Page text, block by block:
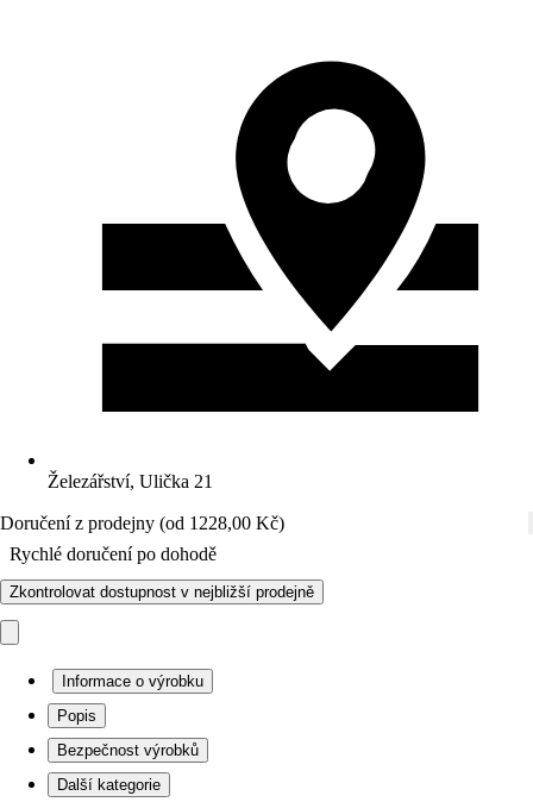
Železářství, Ulička 21
Doručení z prodejny (od 1228,00 Kč)
Rychlé doručení po dohodě
Zkontrolovat dostupnost v nejbližší prodejně
Informace o výrobku
Popis
Bezpečnost výrobků
Další kategorie